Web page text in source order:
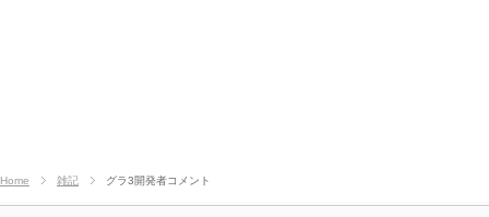
Home 雑記 グラ3開発者コメント